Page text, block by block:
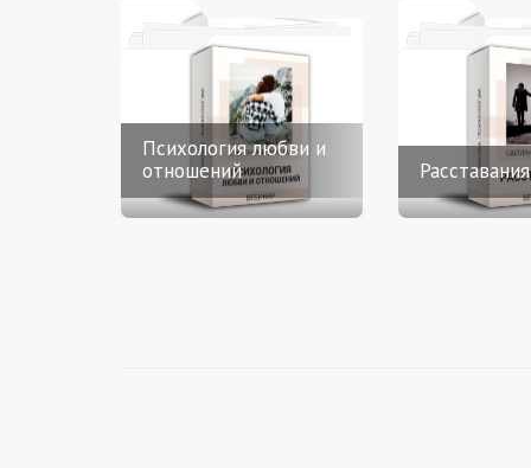
Психология любви и
отношений
Расставания